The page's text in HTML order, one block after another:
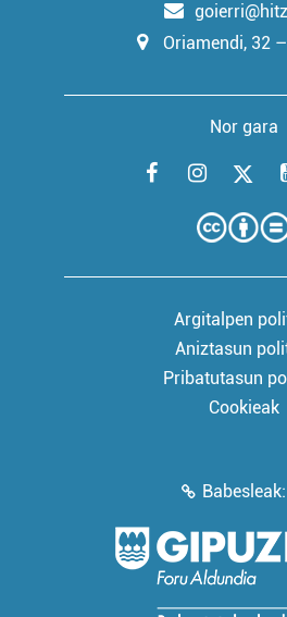
Oriamendi, 32
Nor gara
Argitalpen
Aniztasun
Pribatutasun
Cookieak
Babesleak: